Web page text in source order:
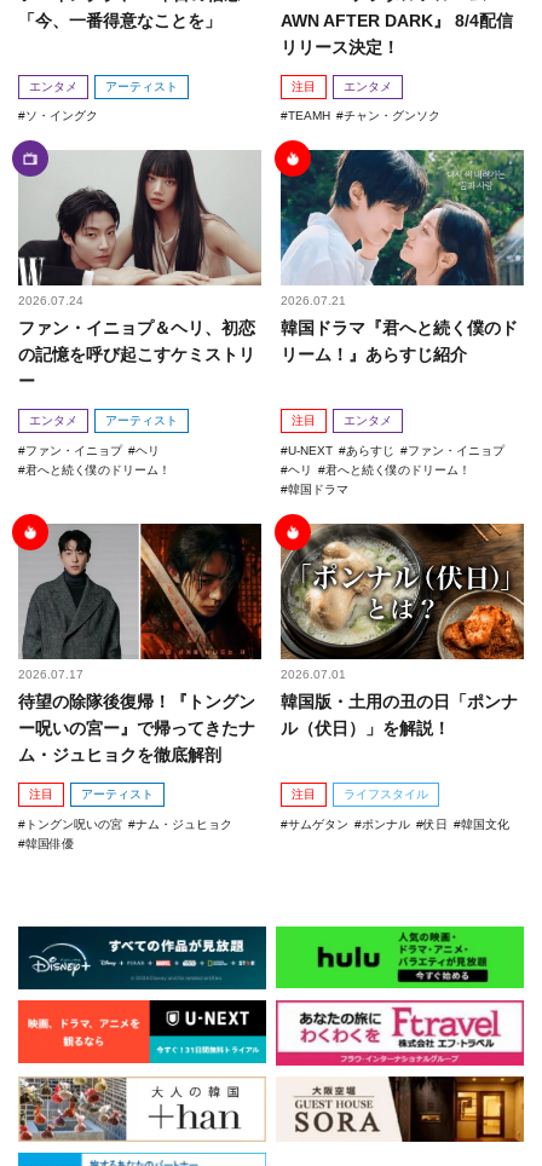
「今、一番得意なことを」
エンタメ アーティスト
ソ・イングク
AWN AFTER DARK』 8/4配信
リリース決定！
注目 エンタメ
TEAMH チャン・グンソク
2026.07.24
ファン・イニョプ＆ヘリ、初恋
の記憶を呼び起こすケミストリ
ー
エンタメ アーティスト
ファン・イニョプ
ヘリ
君へと続く僕のドリーム！
2026.07.21
韓国ドラマ『君へと続く僕のド
リーム！』あらすじ紹介
注目 エンタメ
U-NEXT あらすじ
ファン・イニョプ
ヘリ
君へと続く僕のドリーム！
韓国ドラマ
2026.07.17
待望の除隊後復帰！『トングン
ー呪いの宮ー』で帰ってきたナ
ム・ジュヒョクを徹底解剖
注目 アーティスト
トングン呪いの宮
ナム・ジュヒョク
韓国俳優
2026.07.01
韓国版・土用の丑の日「ポンナ
ル（伏日）」を解説！
注目 ライフスタイル
サムゲタン ポンナル 伏日 韓国文化